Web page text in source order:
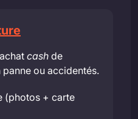
cash de
ou accidentés.
(photos + carte